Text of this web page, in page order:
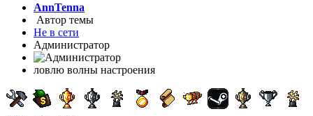
AnnTenna
Автор темы
Не в сети
Администратор
ловлю волны настроения